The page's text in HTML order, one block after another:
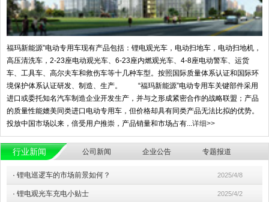
福玛新能源”电动专用车现有产品包括：锂电观光车，电动扫地车，电动扫地机，
高压清洗车，2-23座电动观光车、6-23座内燃观光车、4-8座电动警车、运货
车、工具车、高尔夫车和救伤车等十几种车型。按照国际质量体系认证和国际环
境保护体系认证研发、制造、生产。 “福玛新能源”电动专用车关键部件采用
进口或委托知名汽车制造企业开发生产，并与之形成紧密合作的战略联盟；产品
的质量性能媲美同类进口电动专用车，但价格却具有同类产品无法比拟的优势。
投放中国市场以来，倍受用户推崇，产品销量和市场占有...详细>>
行业新闻 公司新闻 企业公告 专题报道
· 锂电巡逻车的市场前景如何？ 2025/4/8
· 锂电观光车充电小贴士 2025/4/2